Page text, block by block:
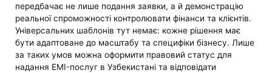
передбачає не лише подання заявки, а й демонстрацію
реальної спроможності контролювати фінанси та клієнтів.
Універсальних шаблонів тут немає: кожне рішення має
бути адаптоване до масштабу та специфіки бізнесу. Лише
за таких умов можна оформити правовий статус для
надання EMI-послуг в Узбекистані та відповідати